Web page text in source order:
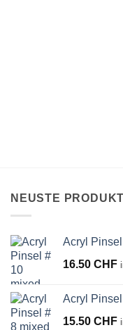
NEUSTE
Acryl
16.50 CHF
Acryl
15.50 CHF